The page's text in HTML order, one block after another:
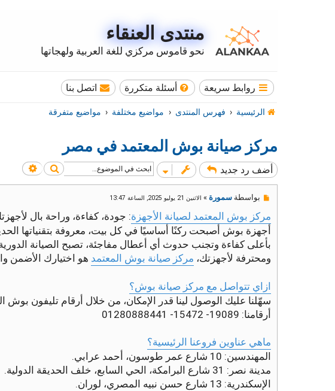
منتدى العنقاء
نحو قاموس مركزي للغة العربية ولهجاتها
روابط سريعة أسئلة متكررة اتصل بنا
الرئيسية فهرس المنتدى مواضيع مختلفة مواضيع متفرقة
مركز صيانة بوش المعتمد في مصر
أضف رد جديد بحث بحث
م
ر
ك
ة
غ
ي
ق
ر
و
ء
ة
بواسطة سمورة» الاثنين 21 يوليو 2025, الساعة 13:47
مركز بوش المعتمد لصيانة الأجهزة: جودة، كفاءة، وراحة بال
أجهزة بوش أصبحت ركنًا أساسيًا في كل بيت، معروفة بتقنياتها
بأعلى كفاءة وتجنب حدوث أي أعطال مفاجئة، تصبح الصيانة
ومحترفة لأجهزتك، مركز صيانة بوش المعتمد هو اختيارك الأضمن
ازاي تتواصل مع مركز صيانة بوش؟
سهّلنا عليك الوصول لينا قدر الإمكان، من خلال أرقام تليفون بوش
أرقامنا: 19089- 15472- 01280888441
ماهي عناوين فروعنا الرئيسية؟
المهندسين: 10 شارع عمر طوسون، أحمد عرابي.
مدينة نصر: 31 شارع البرامكة، الحي السابع، خلف الحديقة الدولية.
الإسكندرية: 13 شارع حسن نبيه المصري، لوران.